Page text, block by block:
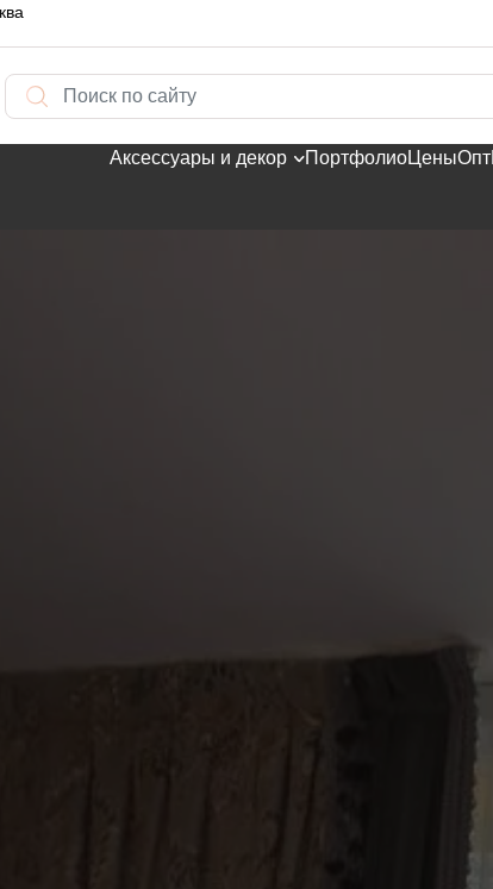
Аксессуары и декор ПортфолиоЦеныОпт